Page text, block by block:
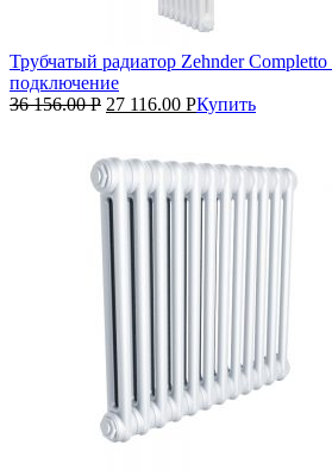
Трубчатый радиатор Zehnder
подключение
36 156.00Р 27 116.00 РКупить